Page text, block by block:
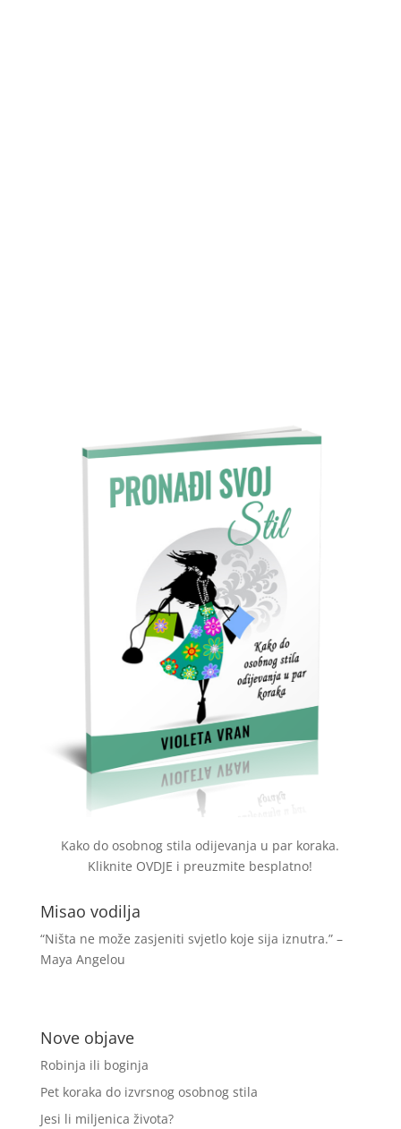
Kako do osobnog stila odijevanja u par koraka.
Kliknite OVDJE i preuzmite besplatno!
Misao vodilja
“Ništa ne može zasjeniti svjetlo koje sija iznutra.” –
Maya Angelou
Nove objave
Robinja ili boginja
Pet koraka do izvrsnog osobnog stila
Jesi li miljenica života?